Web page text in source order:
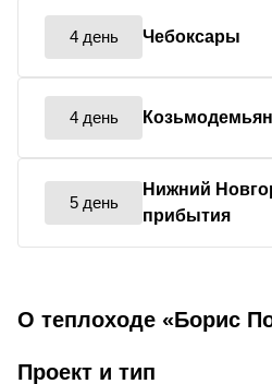
4 день Чебоксары
4 день
5 день
Нижний
прибытия
О теплоходе «Борис
Проект и тип